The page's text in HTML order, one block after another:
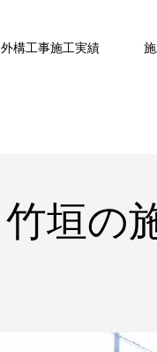
外構工事施工実績
竹垣の